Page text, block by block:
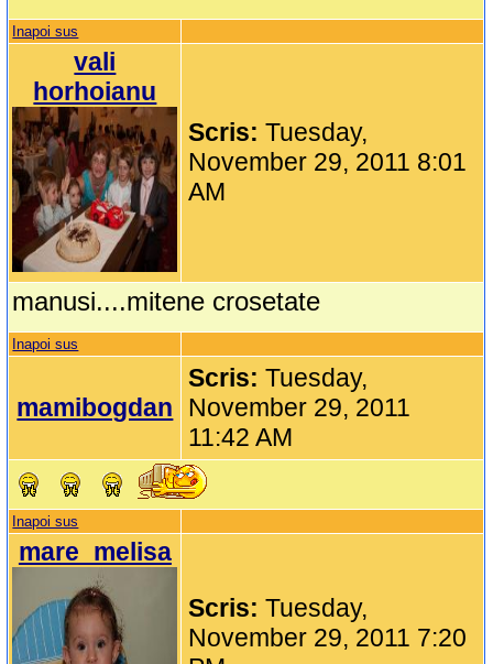
Inapoi sus
vali
horhoianu
Scris:Tuesday,
November 29, 2011 8:01
AM
manusi....mitene crosetate
Inapoi sus
mamibogdan
Scris:Tuesday,
November 29, 2011
11:42 AM
Inapoi sus
mare_melisa
Scris:Tuesday,
November 29, 2011 7:20